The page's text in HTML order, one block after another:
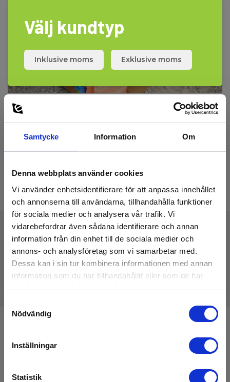
Samtycke Information Om
Denna webbplats använder cookies
Vi använder enhetsidentifierare för att anpassa innehållet
och annonserna till användarna, tillhandahålla funktioner
för sociala medier och analysera vår trafik. Vi
vidarebefordrar även sådana identifierare och annan
information från din enhet till de sociala medier och
annons- och analysföretag som vi samarbetar med.
Dessa kan i sin tur kombinera informationen med annan
information som du har tillhandahållit eller som de har
samlat in när du har använt deras tjänster.
Nödvändig
Inställningar
Statistik
Tekniske Data
Håll dig uppdaterad, och få våra erbjudanden i din
Välj kundtyp
Inklusive moms Exklusive moms